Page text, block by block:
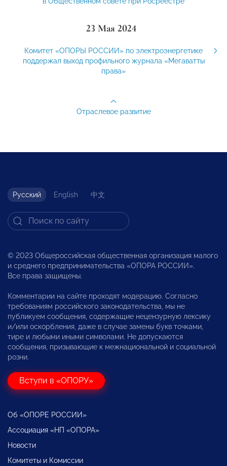
23 Мая 2024
Комитет «ОПОРЫ РОССИИ» по электроэнергетике
поддержал выход профильного журнала «Мегаватты
права»
Отраслевое развитие
Русский English 中文
© 2023 Общероссийская общественная организация малого
и среднего предпринимательства «ОПОРА РОССИИ».
Все права защищены.
Комментарии на сайте проходят модерацию. Согласно
требованиям российского законодательства, мы не
публикуем сообщения, содержащие нецензурную лексику
и/или оскорбления, даже в случае замены букв точками,
тире и любыми иными символами. Не допускаются
сообщения, призывающие к межнациональной и социальной
розни.
Вступи в «ОПОРУ»
Об «ОПОРЕ РОССИИ»
Ассоциация «НП «ОПОРА»
Новости
Комитеты и Комиссии